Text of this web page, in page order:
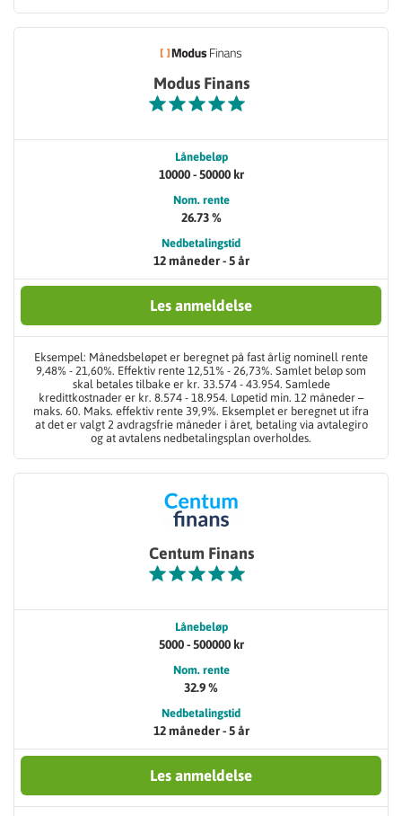
Modus Finans
Lånebeløp
10000 - 50000 kr
Nom. rente
26.73 %
Nedbetalingstid
12 måneder - 5 år
Les anmeldelse
Eksempel: Månedsbeløpet er beregnet på fast årlig nominell rente
9,48% - 21,60%. Effektiv rente 12,51% - 26,73%. Samlet beløp som
skal betales tilbake er kr. 33.574 - 43.954. Samlede
kredittkostnader er kr. 8.574 - 18.954. Løpetid min. 12 måneder –
maks. 60. Maks. effektiv rente 39,9%. Eksemplet er beregnet ut ifra
at det er valgt 2 avdragsfrie måneder i året, betaling via avtalegiro
og at avtalens nedbetalingsplan overholdes.
Centum Finans
Lånebeløp
5000 - 500000 kr
Nom. rente
32.9 %
Nedbetalingstid
12 måneder - 5 år
Les anmeldelse